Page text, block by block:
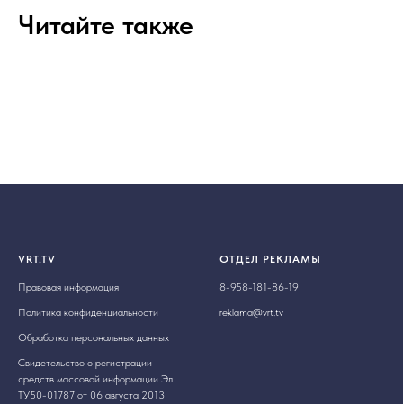
Читайте также
VRT.TV
Правовая информация
Политика конфиденциальности
Обработка персональных данных
Свидетельство о регистрации
средств массовой информации Эл
ТУ50-01787 от 06 августа 2013
ОТДЕЛ РЕКЛАМЫ
8-958-181-86-19
reklama@vrt.tv